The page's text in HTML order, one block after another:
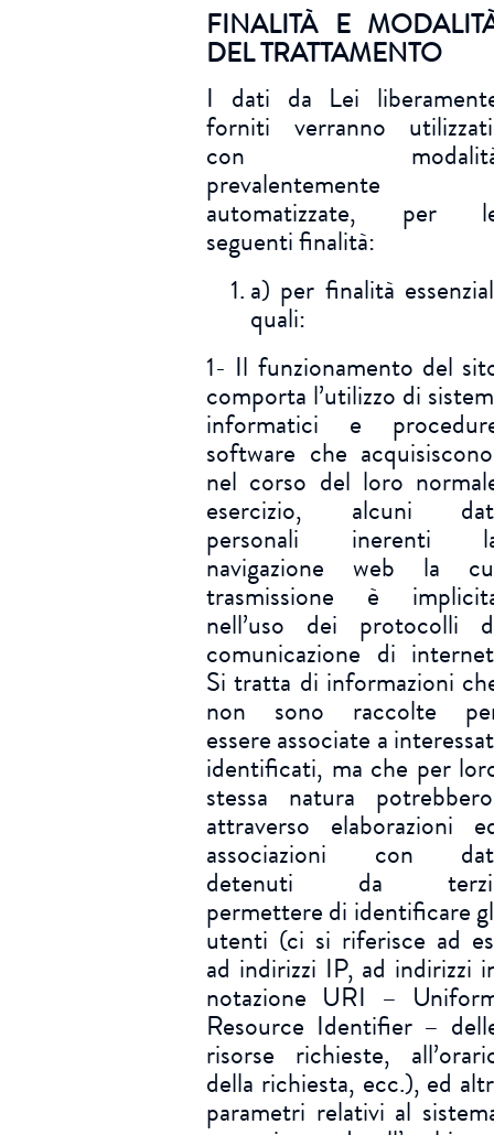
FINALITÀ E
DEL TRATTAMENTO
I dati da Lei
forniti verranno
con
prevalentemente
automatizzate, per
seguenti finalità:
a) per finalità
quali:
1- Il funzionamento del
comporta l’utilizzo di
informatici e
software che
nel corso del loro
esercizio, alcuni
personali inerenti
navigazione web la
trasmissione è
nell’uso dei protocolli
comunicazione di
Si tratta di informazioni
non sono raccolte
essere associate a
identificati, ma che per
stessa natura
attraverso elaborazioni
associazioni con
detenuti da
permettere di identificare
utenti (ci si riferisce ad
ad indirizzi IP, ad indirizzi
notazione URI –
Resource Identifier –
risorse richieste,
della richiesta, ecc.), ed
parametri relativi al